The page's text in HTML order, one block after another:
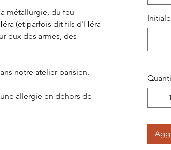
métallurgie, du feu
(et parfois dit fils d'Héra
eux des armes, des
notre atelier parisien.
allergie en dehors de